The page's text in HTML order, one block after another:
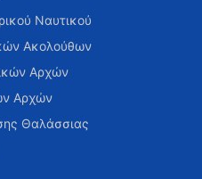
Ναυτικού
Ακολούθων
Αρχών
Αρχών
Θαλάσσιας